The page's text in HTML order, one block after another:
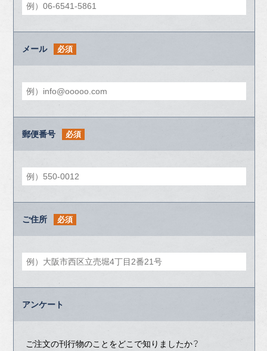
メール 必須
郵便番号 必須
ご住所 必須
アンケート
ご注文の刊行物のことをどこで知りましたか？